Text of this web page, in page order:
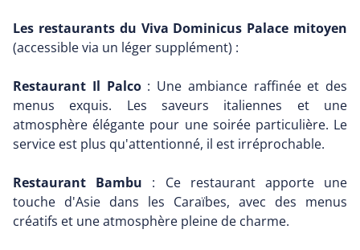
Les restaurants du Viva Dominicus Palace mitoyen
(accessible via un léger supplément) :
Restaurant Il Palco: Une ambiance raffinée et des
menus exquis. Les saveurs italiennes et une
atmosphère élégante pour une soirée particulière. Le
service est plus qu'attentionné, il est irréprochable.
Restaurant Bambu : Ce restaurant apporte une
touche d'Asie dans les Caraïbes, avec des menus
créatifs et une atmosphère pleine de charme.